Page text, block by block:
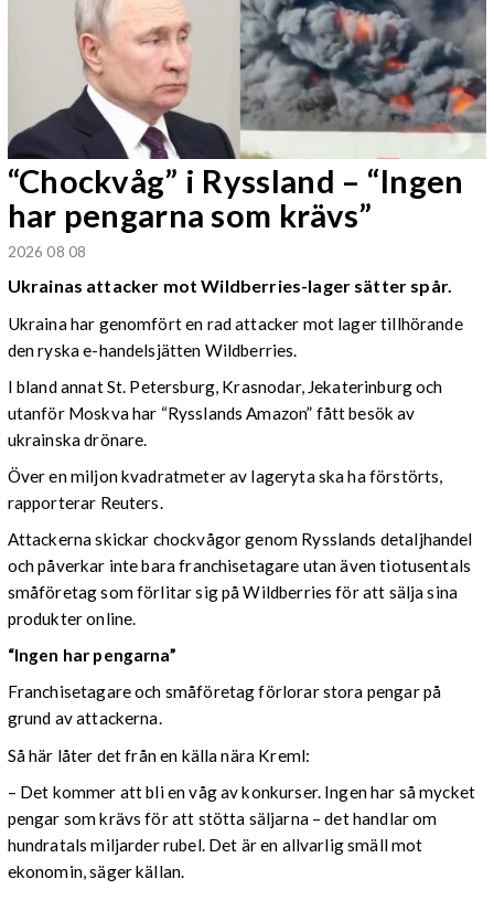
“Chockvåg” i Ryssland – “Ingen
har pengarna som krävs”
2026 08 08
Ukrainas attacker mot Wildberries-lager sätter spår.
Ukraina har genomfört en rad attacker mot lager tillhörande
den ryska e-handelsjätten Wildberries.
I bland annat St. Petersburg, Krasnodar, Jekaterinburg och
utanför Moskva har “Rysslands Amazon” fått besök av
ukrainska drönare.
Över en miljon kvadratmeter av lageryta ska ha förstörts,
rapporterar Reuters.
Attackerna skickar chockvågor genom Rysslands detaljhandel
och påverkar inte bara franchisetagare utan även tiotusentals
småföretag som förlitar sig på Wildberries för att sälja sina
produkter online.
“Ingen har pengarna”
Franchisetagare och småföretag förlorar stora pengar på
grund av attackerna.
Så här låter det från en källa nära Kreml:
– Det kommer att bli en våg av konkurser. Ingen har så mycket
pengar som krävs för att stötta säljarna – det handlar om
hundratals miljarder rubel. Det är en allvarlig smäll mot
ekonomin, säger källan.